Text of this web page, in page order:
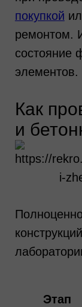
покупкой
ремонтом.
состояние
элементов.
Как
и
Этап